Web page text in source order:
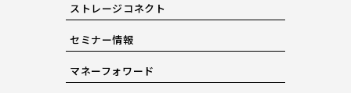
ストレージコネクト
セミナー情報
マネーフォワード